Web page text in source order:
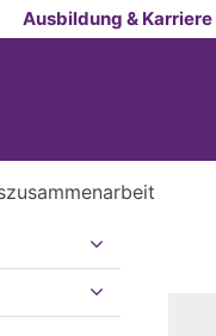
Ausbildung & Karriere